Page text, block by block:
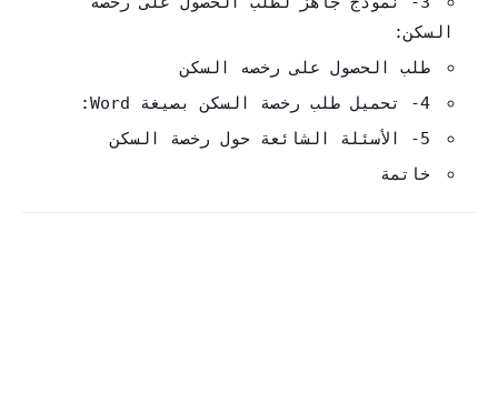
السكن:
طلب الحصول على رخصه السكن
4- تحميل طلب رخصة السكن بصيغة Word:
5- الأسئلة الشائعة حول رخصة السكن
خاتمة